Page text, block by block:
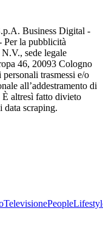
Business Digital -
Per la pubblicità
sede legale
46, 20093 Cologno
trasmessi e/o
all’addestramento di
altresì fatto divieto
data scraping.
TelevisionePeople